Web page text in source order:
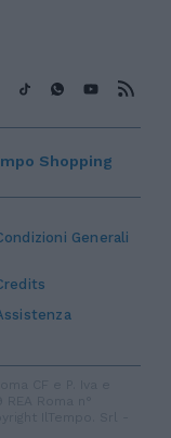
Generali
Shopping